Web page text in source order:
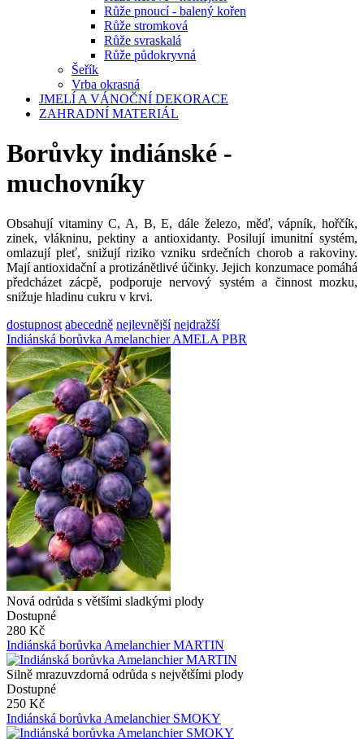
Růže pnoucí - balený kořen
Růže stromková
Růže svraskalá
Růže půdokryvná
Šeřík
Vrba okrasná
JMELÍ A VÁNOČNÍ DEKORACE
ZAHRADNÍ MATERIÁL
Borůvky indiánské -
muchovníky
Obsahují vitaminy C, A, B, E, dále železo, měď, vápník, hořčík,
zinek, vlákninu, pektiny a antioxidanty. Posilují imunitní systém,
omlazují pleť, snižují riziko vzniku srdečních chorob a rakoviny.
Mají antioxidační a protizánětlivé účinky. Jejich konzumace pomáhá
předcházet zácpě, podporuje nervový systém a činnost mozku,
snižuje hladinu cukru v krvi.
dostupnost abecedně nejlevnější nejdražší
Indiánská borůvka Amelanchier AMELA PBR
Nová odrůda s většími sladkými plody
Dostupné
280 Kč
Indiánská borůvka Amelanchier MARTIN
Silně mrazuvzdorná odrůda s největšími plody
Dostupné
250 Kč
Indiánská borůvka Amelanchier SMOKY